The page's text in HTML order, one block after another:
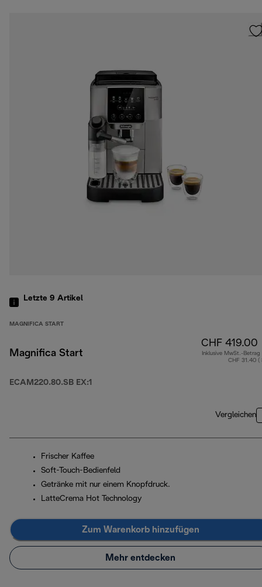
Letzte 9 Artikel
MAGNIFICA START
Magnifica Start
ECAM220.80.SB EX:1
CHF 419.00
Inklusive MwSt.-Betrag
CHF 31.40 (
Vergleichen
Frischer Kaffee
Soft-Touch-Bedienfeld
Getränke mit nur einem Knopfdruck.
LatteCrema Hot Technology
Zum Warenkorb hinzufügen
Mehr entdecken